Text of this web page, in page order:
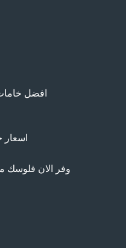
افضل
اسعار
وفر الان فلوسك